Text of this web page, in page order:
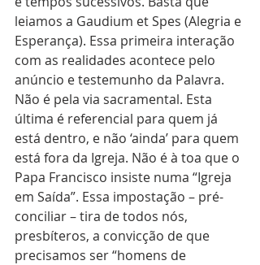
leiamos a Gaudium et Spes (Alegria e
Esperança). Essa primeira interação
com as realidades acontece pelo
anúncio e testemunho da Palavra.
Não é pela via sacramental. Esta
última é referencial para quem já
está dentro, e não ‘ainda’ para quem
está fora da Igreja. Não é à toa que o
Papa Francisco insiste numa “Igreja
em Saída”. Essa impostação – pré-
conciliar – tira de todos nós,
presbíteros, a convicção de que
precisamos ser “homens de